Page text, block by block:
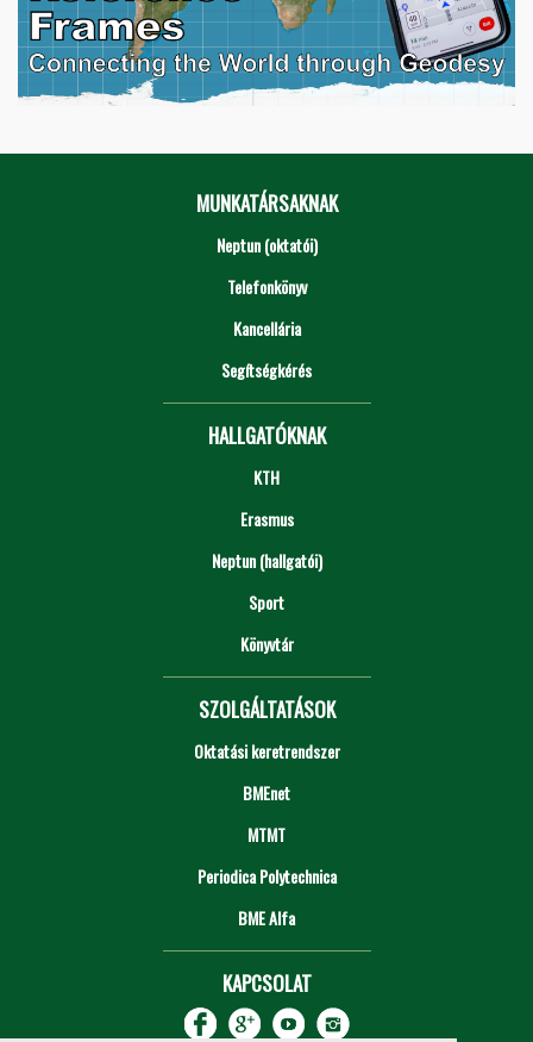
MUNKATÁRSAKNAK
Neptun (oktatói)
Telefonkönyv
Kancellária
Segítségkérés
HALLGATÓKNAK
KTH
Erasmus
Neptun (hallgatói)
Sport
Könyvtár
SZOLGÁLTATÁSOK
Oktatási keretrendszer
BMEnet
MTMT
Periodica Polytechnica
BME Alfa
KAPCSOLAT